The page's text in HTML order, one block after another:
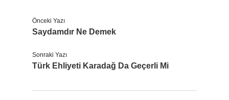
Önceki Yazı
Saydamdır Ne Demek
Sonraki Yazı
Türk Ehliyeti Karadağ Da Geçerli Mi